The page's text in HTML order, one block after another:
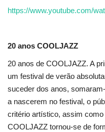
https://www.youtube.com/
20 anos COOLJAZZ
20 anos de COOLJAZZ. A
um festival de verão
suceder dos anos,
a nascerem no festival, o
critério artístico, assim
COOLJAZZ tornou-se de